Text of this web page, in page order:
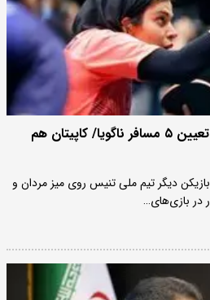
رقابت ۳۲ پینگ‌پنگ‌باز برای تعیین ۵ مسافر ناگویا/ کاپیتان هم
به غیر از نوشاد عالمیان، ترکیب ۳ بازیکن دیگر تیم ملی تنیس روی میز مردان و